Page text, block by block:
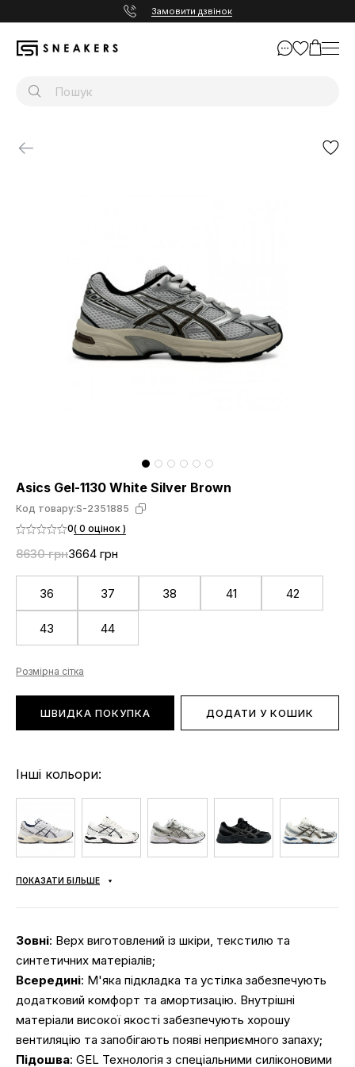
Замовити дзвінок
Asics Gel-1130 White Silver Brown
Код товару:S-2351885
0( 0 оцінок )
8630 грн3664 грн
36 37 38 41 42
43 44
Розмірна сітка
ШВИДКА ПОКУПКА ДОДАТИ У КОШИК
Інші кольори:
ПОКАЗАТИ БІЛЬШЕ
Зовні: Верх виготовлений із шкіри, текстилю та
синтетичних матеріалів;
Всередині: М'яка підкладка та устілка забезпечують
додатковий комфорт та амортизацію. Внутрішні
матеріали високої якості забезпечують хорошу
вентиляцію та запобігають появі неприємного запаху;
Підошва: GEL Технологія з спеціальними силіконовими